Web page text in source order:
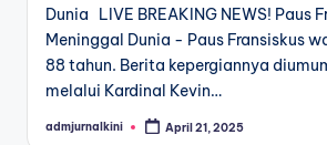
Dunia LIVE BREAKING NEWS! Paus
Meninggal Dunia - Paus Fransiskus
88 tahun. Berita kepergiannya
melalui Kardinal Kevin…
Posted
admjurnalkini April 21, 2025